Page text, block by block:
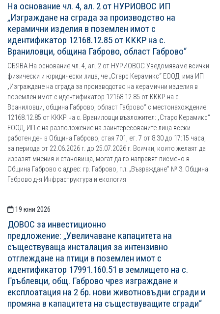
На основание чл. 4, ал. 2 от НУРИОВОС ИП
„Изграждане на сграда за производство на
керамични изделия в поземлен имот с
идентификатор 12168.12.85 от КККР на с.
Враниловци, община Габрово, област Габрово“
ОБЯВА На основание чл. 4, ал. 2 от НУРИОВОС Уведомяваме всички
физически и юридически лица, че „Старс Керамикс“ ЕООД, има ИП
„Изграждане на сграда за производство на керамични изделия в
поземлен имот с идентификатор 12168.12.85 от КККР на с.
Враниловци, община Габрово, област Габрово“ с местонахождение:
12168.12.85 от КККР на с. Враниловци възложител: „Старс Керамикс“
ЕООД, ИП е на разположение на заинтересованите лица всеки
работен ден в Община Габрово, стая 701, ет. 7 от 8:30 до 17:15 часа,
за периода от 22.06.2026 г. до 25.07.2026 г. Всички, които желаят да
изразят мнения и становища, могат да го направят писмено в
Община Габрово с адрес: гр. Габрово, пл. „Възраждане” № 3. Община
Габрово д-я Инфраструктура и екология
19 юни 2026
ДОВОС за инвестиционно
предложение: „Увеличаване капацитета на
съществуваща инсталация за интензивно
отглеждане на птици в поземлен имот с
идентификатор 17991.160.51 в землището на с.
Гръблевци, общ. Габрово чрез изграждане и
експлоатация на 2 бр. нови животновъдни сгради и
промяна в капацитета на съществуващите сгради“